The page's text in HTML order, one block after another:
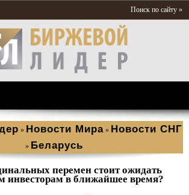
Поиск по сайту »
» Новости Мира » Новости СНГ
» Беларусь
перемен стоит ожидать
инвесторам в ближайшее время?